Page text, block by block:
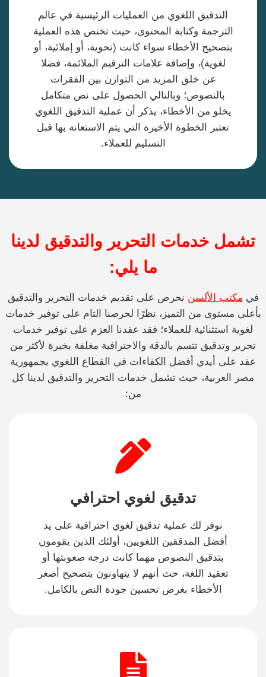
التدقيق اللغوي من العمليات الرئيسية في عالم
الترجمة وكتابة المحتوى، حيث تختص هذه العملية
بتصحيح الأخطاء سواء كانت (نحوية، أو إملائية، أو
لغوية)، وإضافة علامات الترقيم الملائمة، فضلا
عن خلق المزيد من التوازن بين الفقرات
بالنصوص؛ وبالتالي الحصول على نص متكامل
يخلو من الأخطاء، يذكر أن عملية التدقيق اللغوي
تعتبر الخطوة الأخيرة التي يتم الاستعانة بها قبل
التسليم للعملاء.
تشمل خدمات التحرير والتدقيق لدينا
ما يلي:
في مكتب الألسن نحرص على تقديم خدمات التحرير والتدقيق
بأعلى مستوى من التميز، نظرًا لحرصنا التام على توفير خدمات
لغوية استثنائية للعملاء؛ فقد عقدنا العزم على توفير خدمات
تحرير وتدقيق تتسم بالدقة والاحترافية مغلفة بخبرة لأكثر من
عقد على أيدي أفضل الكفاءات في القطاع اللغوي بجمهورية
مصر العربية، حيث تشمل خدمات التحرير والتدقيق لدينا كل
من:
تدقيق لغوي احترافي
نوفر لك عملية تدقيق لغوي احترافية على يد
أفضل المدققين اللغويين، أولئك الذين يقومون
بتدقيق النصوص مهما كانت درجة صعوبتها أو
تعقيد اللغة، حث أنهم لا يتهاونون بتصحيح أصغر
الأخطاء بغرض تحسين جودة النص بالكامل.